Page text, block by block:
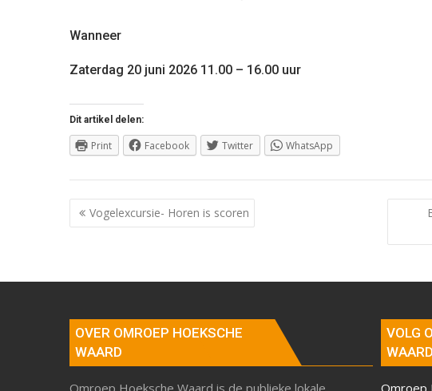
Wanneer
Zaterdag 20 juni 2026 11.00 – 16.00 uur
Dit artikel delen:
Print Facebook Twitter WhatsApp
Berichtnavigatie
Vogelexcursie- Horen is scoren
OVER OMROEP HOEKSCHE
WAARD
VOLG